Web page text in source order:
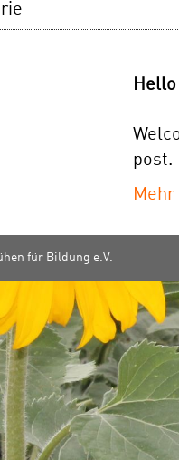
post.
für Bildung e.V.